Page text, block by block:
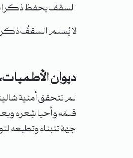
السقف يحفظ
لا يُسلم السقفُ
ديوان
لم تتحقق أمنية
قلمَه وأحيا شِعره
جهة تتبناه وتطبعه